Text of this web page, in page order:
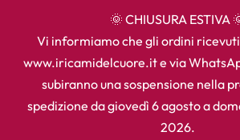
🌞 CHIUSURA ESTIVA
Vi informiamo che gli ordini
www.iricamidelcuore.it e via
subiranno una sospensione nella
spedizione da giovedì 6 agosto a
2026.